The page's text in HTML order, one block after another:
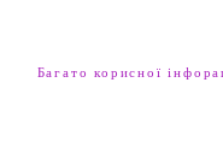
Багато корисної